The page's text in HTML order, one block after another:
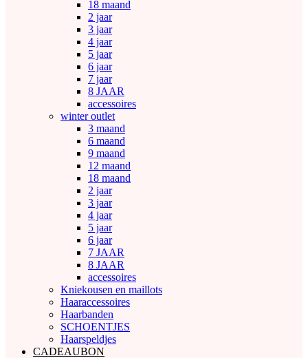
18 maand
2 jaar
3 jaar
4 jaar
5 jaar
6 jaar
7 jaar
8 JAAR
accessoires
winter outlet
3 maand
6 maand
9 maand
12 maand
18 maand
2 jaar
3 jaar
4 jaar
5 jaar
6 jaar
7 JAAR
8 JAAR
accessoires
Kniekousen en maillots
Haaraccessoires
Haarbanden
SCHOENTJES
Haarspeldjes
CADEAUBON